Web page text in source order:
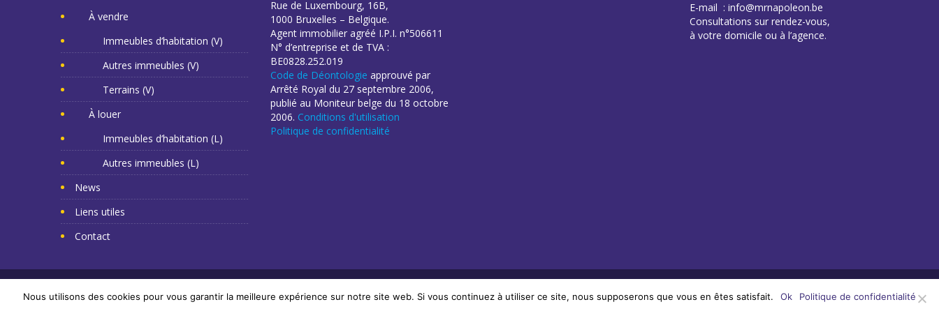
À vendre
Immeubles d’habitation (V)
Autres immeubles (V)
Terrains (V)
À louer
Immeubles d’habitation (L)
Autres immeubles (L)
News
Liens utiles
Contact
Rue de Luxembourg, 16B,
1000 Bruxelles – Belgique.
Agent immobilier agréé I.P.I. n°506611
N° d’entreprise et de TVA :
BE0828.252.019
Code de Déontologie approuvé par
Arrêté Royal du 27 septembre 2006,
publié au Moniteur belge du 18 octobre
2006. Conditions d'utilisation
Politique de confidentialité
E-mail : info@mrnapoleon.be
Consultations sur rendez-vous,
à votre domicile ou à l’agence.
Copyright Mr Napoléon 2014. Tous droits réservés. -Création de sites Internet | ProduWeb
Nous utilisons des cookies pour vous garantir la meilleure expérience sur notre site web. Si vous continuez à utiliser ce site, nous supposerons que vous en êtes satisfait. Ok Politique de confidentialité